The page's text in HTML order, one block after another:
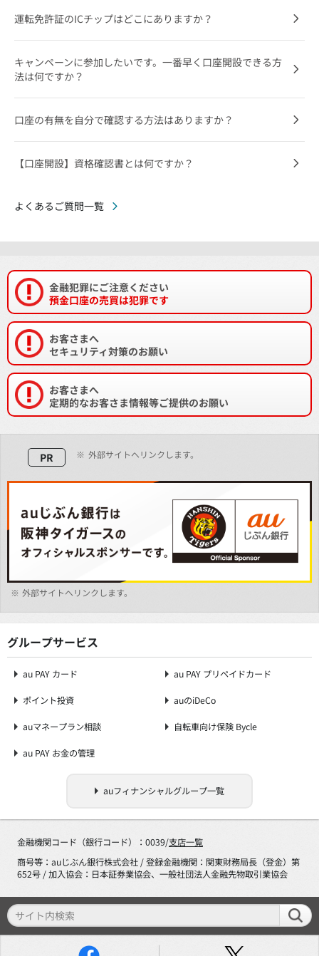
運転免許証のICチップはどこにありますか？
キャンペーンに参加したいです。一番早く口座開設できる方
法は何ですか？
口座の有無を自分で確認する方法はありますか？
【口座開設】資格確認書とは何ですか？
よくあるご質問一覧
金融犯罪にご注意ください
預金口座の売買は犯罪です
お客さまへ
セキュリティ対策のお願い
お客さまへ
定期的なお客さま情報等ご提供のお願い
PR ※ 外部サイトへリンクします。
※ 外部サイトへリンクします。
グループサービス
au PAY カード au PAY プリペイドカード
ポイント投資 auのiDeCo
auマネープラン相談 自転車向け保険 Bycle
au PAY お金の管理
auフィナンシャルグループ一覧
金融機関コード（銀行コード）：0039/支店一覧
商号等：auじぶん銀行株式会社 / 登録金融機関：関東財務局長（登金）第
652号 / 加入協会：日本証券業協会、一般社団法人金融先物取引業協会